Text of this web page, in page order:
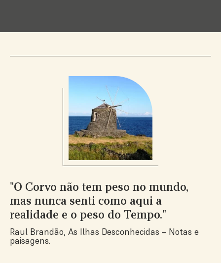
"O Corvo não tem peso no mundo,
mas nunca senti como aqui a
realidade e o peso do Tempo."
Raul Brandão, As Ilhas Desconhecidas – Notas e
paisagens.